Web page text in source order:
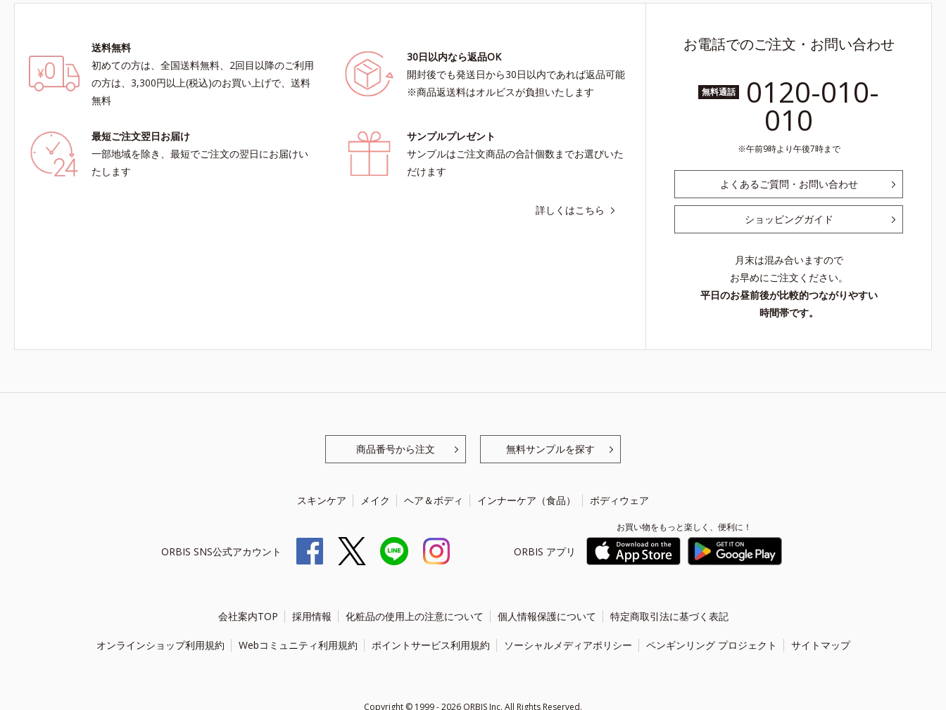
送料無料
初めての方は、全国送料無料、2回目以降のご利用
の方は、3,300円以上(税込)のお買い上げで、送料
無料
30日以内なら返品OK
開封後でも発送日から30日以内であれば返品可能
※商品返送料はオルビスが負担いたします
最短ご注文翌日お届け
一部地域を除き、最短でご注文の翌日にお届けい
たします
サンプルプレゼント
サンプルはご注文商品の合計個数までお選びいた
だけます
詳しくはこちら
お電話でのご注文・お問い合わせ
無料通話 0120-010-
010
午前9時より午後7時まで
よくあるご質問・お問い合わせ
ショッピングガイド
月末は混み合いますので
お早めにご注文ください。
平日のお昼前後が比較的つながりやすい
時間帯です。
商品番号から注文 無料サンプルを探す
スキンケア メイク ヘア＆ボディ インナーケア（食品） ボディウェア
ORBIS SNS公式アカウント ORBIS アプリ
お買い物をもっと楽しく、便利に！
会社案内TOP 採用情報 化粧品の使用上の注意について 個人情報保護について 特定商取引法に基づく表記
オンラインショップ利用規約 Webコミュニティ利用規約 ポイントサービス利用規約 ソーシャルメディアポリシー ペンギンリング プロジェクト サイトマップ
Copyright © 1999 - 2026 ORBIS Inc. All Rights Reserved.